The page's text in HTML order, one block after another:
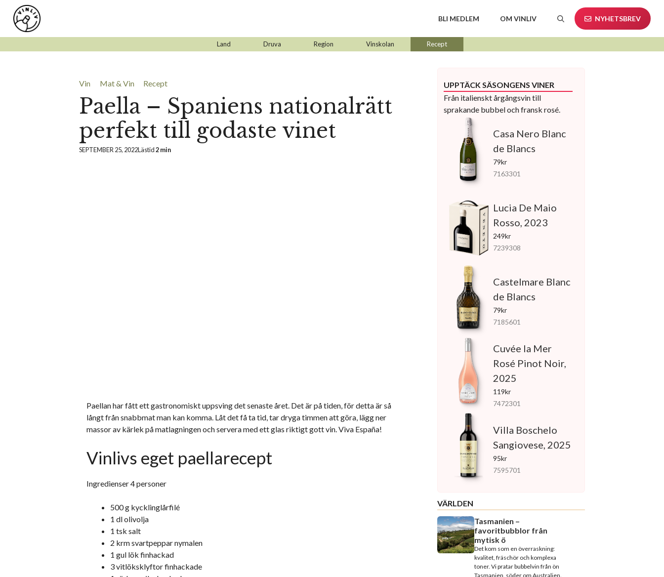
Hoppa
innehåll
BLI MEDLEM OM VINLIV NYHETSBREV
Land Druva Region Vinskolan Recept
Vin Mat & Vin Recept
Paella – Spaniens nationalrätt
perfekt till godaste vinet
SEPTEMBER 25, 2022Lästid2 min
Paellan har fått ett gastronomiskt uppsving det senaste året. Det är på tiden, för detta är så
långt från snabbmat man kan komma. Låt det få ta tid, tar dryga timmen att göra, lägg ner
massor av kärlek på matlagningen och servera med ett glas riktigt gott vin. Viva España!
Vinlivs eget paellarecept
Ingredienser 4 personer
500 g kycklinglårfilé
1 dl olivolja
1 tsk salt
2 krm svartpeppar nymalen
1 gul lök finhackad
3 vitlöksklyftor finhackade
UPPTÄCK SÄSONGENS VINER
Från italienskt årgångsvin till
sprakande bubbel och fransk rosé.
Casa Nero Blanc
de Blancs
79kr
7163301
Lucia De Maio
Rosso, 2023
249kr
7239308
Castelmare Blanc
de Blancs
79kr
7185601
Cuvée la Mer
Rosé Pinot Noir,
2025
119kr
7472301
Villa Boschelo
Sangiovese, 2025
95kr
7595701
VÄRLDEN
Tasmanien –
favoritbubblor från
mytisk ö
Det kom som en överraskning:
kvalitet, fräschör och komplexa
toner. Vi pratar bubbelvin från ön
Tasmanien, söder om Australien.